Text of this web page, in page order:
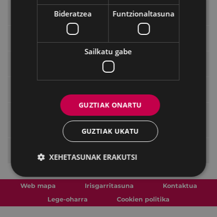
Udal Gardentasunerako urteko memoriak
Udala "Gipuzkoa Irekia" plataforman
Gardentasunerako adierazleak
Administrazio publikoetako komunikazio-
eta gardentasun-jardunaldiak
Web mapa Irisgarritasuna
Kontaktua
Lege-oharra
Cookien politika
Bideratzea Funtzionaltasuna
Sailkatu gabe
GUZTIAK ONARTU
GUZTIAK UKATU
XEHETASUNAK ERAKUTSI